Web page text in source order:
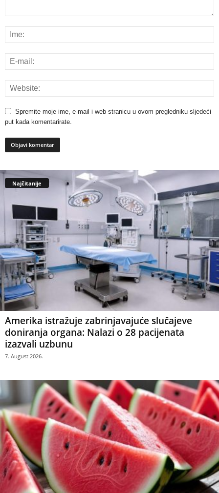
Spremite moje ime, e-mail i web stranicu u ovom pregledniku sljedeći
put kada komentarirate.
Najčitanije
Amerika istražuje zabrinjavajuće slučajeve
doniranja organa: Nalazi o 28 pacijenata
izazvali uzbunu
7. August 2026.